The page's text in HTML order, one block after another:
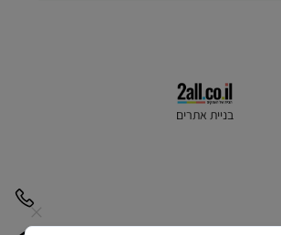
בניית אתרים